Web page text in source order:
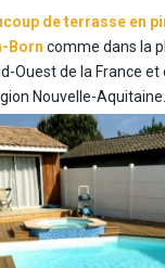
deterrasse en
Born comme dans la
Ouest de la France
Nouvelle-Aquitaine.